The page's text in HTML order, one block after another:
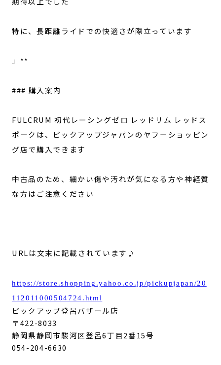
特に、長距離ライドでの快適さが際立っています
」**
### 購入案内
FULCRUM 初代レーシングゼロ レッドリム レッドス
ポークは、ピックアップジャパンのヤフーショッピン
グ店で購入できます
中古品のため、細かい傷や汚れが気になる方や神経質
な方はご注意ください
URLは文末に記載されています♪
https://store.shopping.yahoo.co.jp/pickupjapan/20
112011000504724.html
ピックアップ登呂バザール店
〒422-8033
静岡県静岡市駿河区登呂6丁目2番15号
054-204-6630